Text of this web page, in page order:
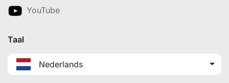
YouTube
Taal
Nederlands